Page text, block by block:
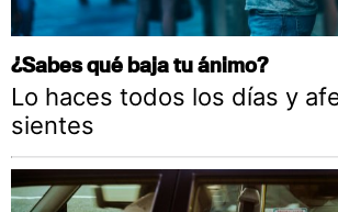
¿Sabes qué baja tu ánimo?
Lo haces todos los días y
sientes